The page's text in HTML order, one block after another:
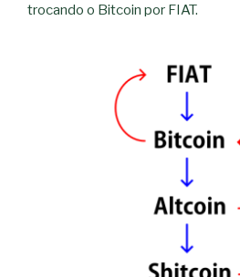
trocando o Bitcoin por FIAT.